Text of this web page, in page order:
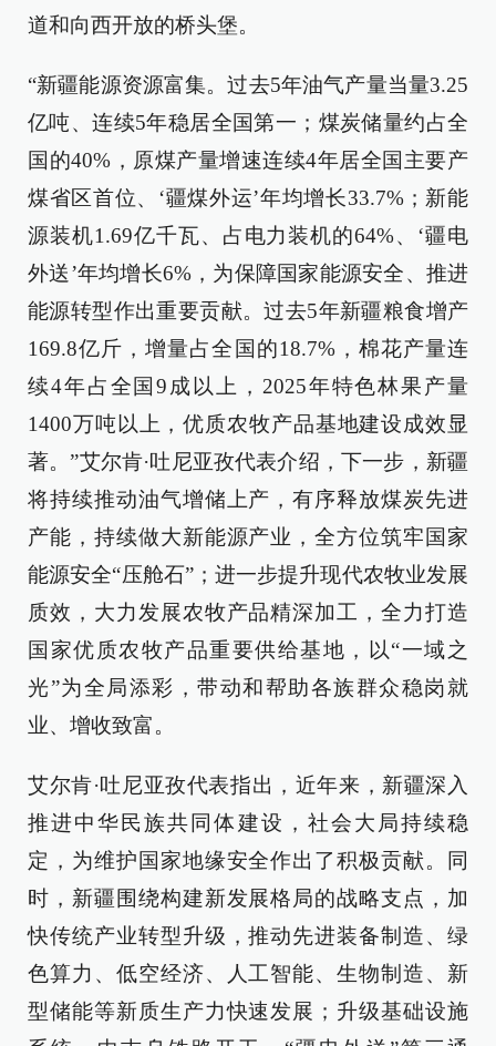
道和向西开放的桥头堡。
“新疆能源资源富集。过去5年油气产量当量3.25
亿吨、连续5年稳居全国第一；煤炭储量约占全
国的40%，原煤产量增速连续4年居全国主要产
煤省区首位、‘疆煤外运’年均增长33.7%；新能
源装机1.69亿千瓦、占电力装机的64%、‘疆电
外送’年均增长6%，为保障国家能源安全、推进
能源转型作出重要贡献。过去5年新疆粮食增产
169.8亿斤，增量占全国的18.7%，棉花产量连
续4年占全国9成以上，2025年特色林果产量
1400万吨以上，优质农牧产品基地建设成效显
著。”艾尔肯·吐尼亚孜代表介绍，下一步，新疆
将持续推动油气增储上产，有序释放煤炭先进
产能，持续做大新能源产业，全方位筑牢国家
能源安全“压舱石”；进一步提升现代农牧业发展
质效，大力发展农牧产品精深加工，全力打造
国家优质农牧产品重要供给基地，以“一域之
光”为全局添彩，带动和帮助各族群众稳岗就
业、增收致富。
艾尔肯·吐尼亚孜代表指出，近年来，新疆深入
推进中华民族共同体建设，社会大局持续稳
定，为维护国家地缘安全作出了积极贡献。同
时，新疆围绕构建新发展格局的战略支点，加
快传统产业转型升级，推动先进装备制造、绿
色算力、低空经济、人工智能、生物制造、新
型储能等新质生产力快速发展；升级基础设施